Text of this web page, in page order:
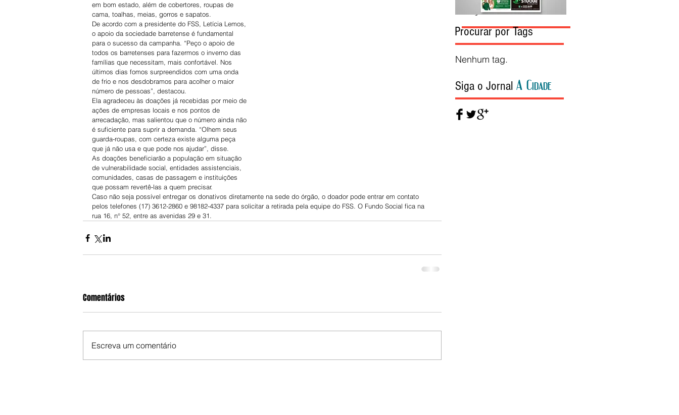
em bom estado, além de cobertores, roupas de
cama, toalhas, meias, gorros e sapatos.
De acordo com a presidente do FSS, Letícia Lemos,
o apoio da sociedade barretense é fundamental
para o sucesso da campanha. “Peço o apoio de
todos os barretenses para fazermos o inverno das
famílias que necessitam, mais confortável. Nos
últimos dias fomos surpreendidos com uma onda
de frio e nos desdobramos para acolher o maior
número de pessoas”, destacou.
Ela agradeceu às doações já recebidas por meio de
ações de empresas locais e nos pontos de
arrecadação, mas salientou que o número ainda não
é suficiente para suprir a demanda. “Olhem seus
guarda-roupas, com certeza existe alguma peça
que já não usa e que pode nos ajudar”, disse.
As doações beneficiarão a população em situação
de vulnerabilidade social, entidades assistenciais,
comunidades, casas de passagem e instituições
que possam revertê-las a quem precisar.
Caso não seja possível entregar os donativos diretamente na sede do órgão, o doador pode entrar em contato
pelos telefones (17) 3612-2860 e 98182-4337 para solicitar a retirada pela equipe do FSS. O Fundo Social fica na
rua 16, n° 52, entre as avenidas 29 e 31.
Comentários
Escreva um comentário
Edição da Semana
Procurar por Tags
Nenhum tag.
Siga o Jornal A Cidade